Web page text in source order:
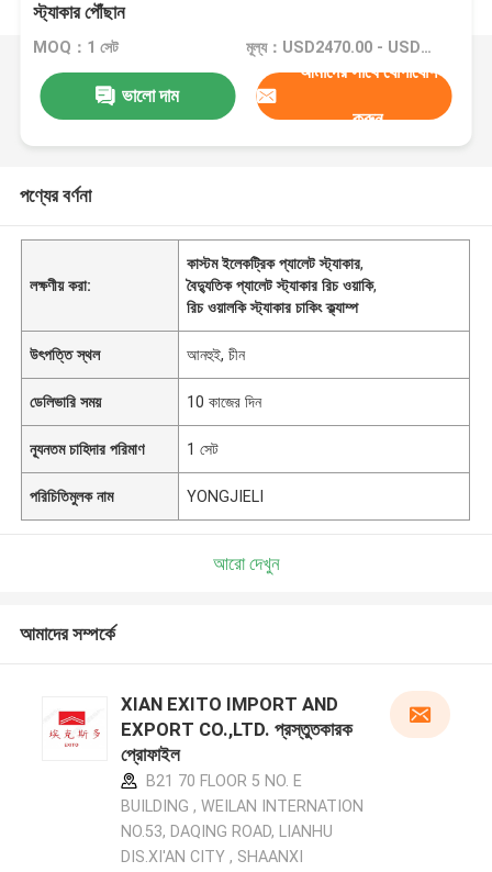
স্ট্যাকার পৌঁছান
MOQ：1 সেট মূল্য：USD2470.00 - USD4700.00
ভালো দাম
আমাদের সাথে যোগাযোগ
করুন
পণ্যের বর্ণনা
লক্ষণীয় করা:
কাস্টম ইলেকট্রিক প্যালেট স্ট্যাকার,
বৈদ্যুতিক প্যালেট স্ট্যাকার রিচ ওয়াকি,
রিচ ওয়ালকি স্ট্যাকার চাকিং ক্ল্যাম্প
উৎপত্তি স্থল আনহুই, চীন
ডেলিভারি সময় 10 কাজের দিন
ন্যূনতম চাহিদার পরিমাণ 1 সেট
পরিচিতিমুলক নাম YONGJIELI
আরো দেখুন
আমাদের সম্পর্কে
XIAN EXITO IMPORT AND
EXPORT CO.,LTD. প্রস্তুতকারক
প্রোফাইল
B21 70 FLOOR 5 NO. E
BUILDING , WEILAN INTERNATION
NO.53, DAQING ROAD, LIANHU
DIS.XI'AN CITY , SHAANXI